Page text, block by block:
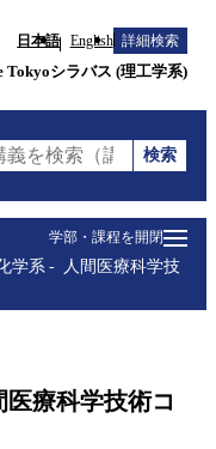
日本語 English 詳細検索
Tokyoシラバス (理工学系)
を検索（講義名・科
検索
学部・課程を開閉
学系
人間医療科学技
療科学技術コ